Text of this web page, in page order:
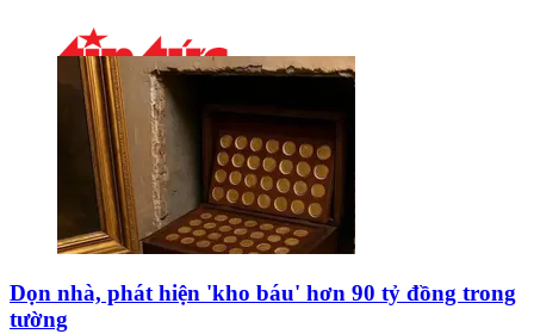
Dọn nhà, phát hiện 'kho báu' hơn 90 tỷ đồng trong
tường